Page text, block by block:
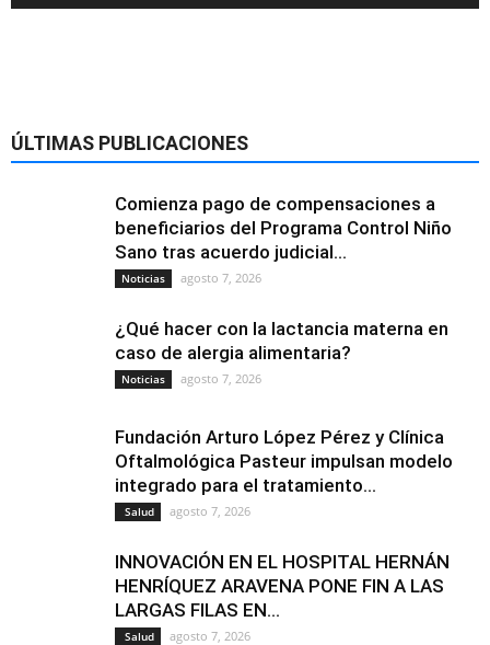
ÚLTIMAS PUBLICACIONES
Comienza pago de compensaciones a
beneficiarios del Programa Control Niño
Sano tras acuerdo judicial...
Noticias agosto 7, 2026
¿Qué hacer con la lactancia materna en
caso de alergia alimentaria?
Noticias agosto 7, 2026
Fundación Arturo López Pérez y Clínica
Oftalmológica Pasteur impulsan modelo
integrado para el tratamiento...
Salud agosto 7, 2026
INNOVACIÓN EN EL HOSPITAL HERNÁN
HENRÍQUEZ ARAVENA PONE FIN A LAS
LARGAS FILAS EN...
Salud agosto 7, 2026